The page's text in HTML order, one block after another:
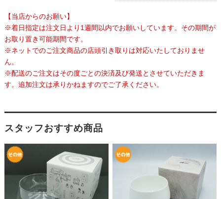
【当店からのお願い】
※着日指定は注文日より1週間以内でお願いしています。その期間が
お取り置き可能期間です。
※ネットでのご注文商品の店頭引き取りは対応いたしておりませ
ん。
※配送のご注文はその度ごとの決済及び発送とさせていただきま
す。追加注文は承りかねますのでご了承ください。
スタッフおすすめ商品